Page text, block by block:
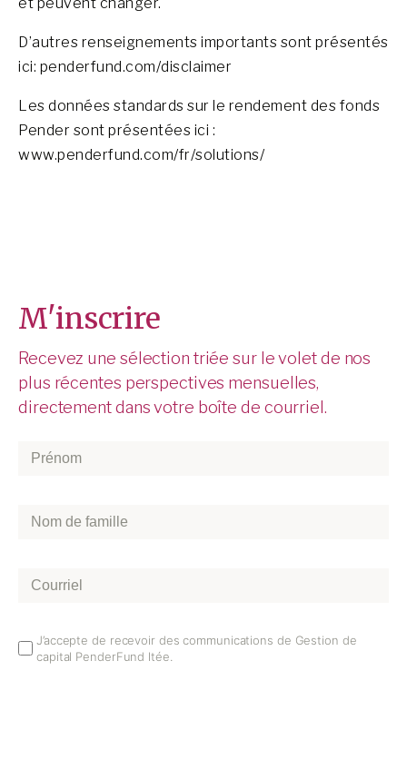
D’autres renseignements importants sont présentés
ici: penderfund.com/disclaimer
Les données standards sur le rendement des fonds
Pender sont présentées ici :
www.penderfund.com/fr/solutions/
M'inscrire
Recevez une sélection triée sur le volet de nos
plus récentes perspectives mensuelles,
directement dans votre boîte de courriel.
Prénom*
Nom
Courriel*
Email
Opt
J’accepte de recevoir des communications de Gestion de
capital PenderFund ltée.